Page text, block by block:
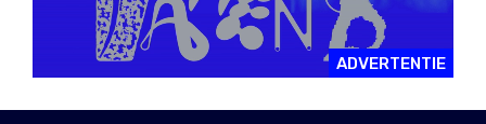
ADVERTENTIE